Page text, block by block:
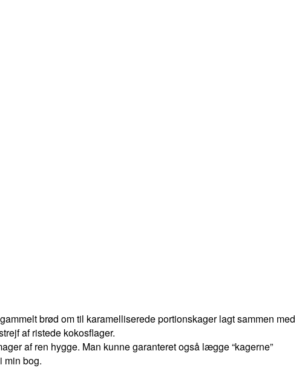
brød om til karamelliserede portionskager lagt sammen med
af ristede kokosflager.
af ren hygge. Man kunne garanteret også lægge “kagerne”
min bog.